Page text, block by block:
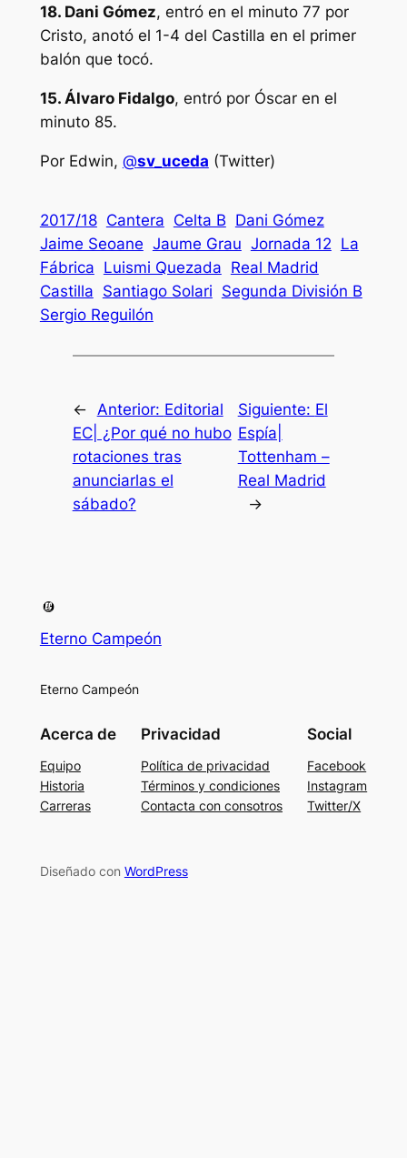
18. Dani Gómez, entró en el minuto 77 por
Cristo, anotó el 1-4 del Castilla en el primer
balón que tocó.
15. Álvaro Fidalgo, entró por Óscar en el
minuto 85.
Por Edwin, @sv_uceda (Twitter)
2017/18 Cantera Celta B Dani Gómez
Jaime Seoane Jaume Grau Jornada 12 La
Fábrica Luismi Quezada Real Madrid
Castilla Santiago Solari Segunda División B
Sergio Reguilón
← Anterior: Editorial
EC| ¿Por qué no hubo
rotaciones tras
anunciarlas el
sábado?
Siguiente: El
Espía|
Tottenham –
Real Madrid
→
Eterno Campeón
Eterno Campeón
Acerca de
Equipo
Historia
Carreras
Privacidad
Política de privacidad
Términos y condiciones
Contacta con consotros
Social
Facebook
Instagram
Twitter/X
Diseñado con WordPress